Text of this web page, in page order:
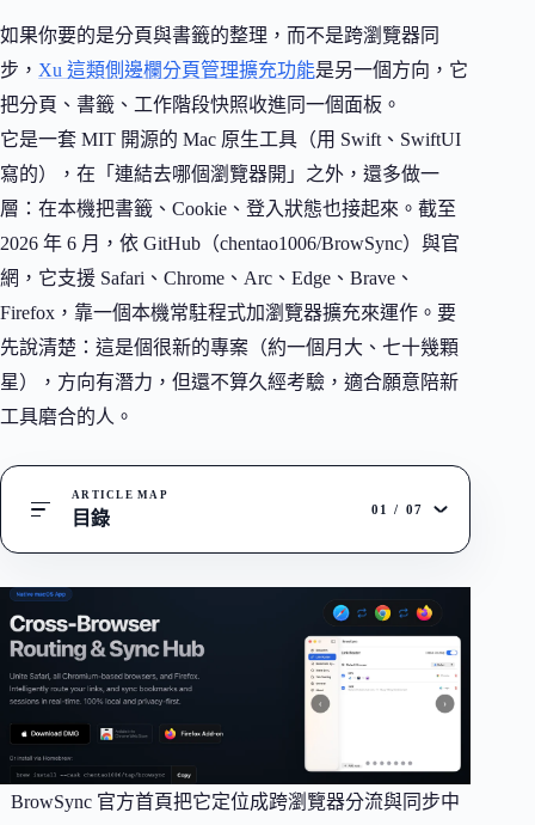
如果你要的是分頁與書籤的整理，而不是跨瀏覽器同
步， Xu 這類側邊欄分頁管理擴充功能是另一個方向，它
把分頁、書籤、工作階段快照收進同一個面板。
它是一套 MIT 開源的 Mac 原生工具（用 Swift、SwiftUI
寫的），在「連結去哪個瀏覽器開」之外，還多做一
層：在本機把書籤、Cookie、登入狀態也接起來。截至
2026 年 6 月，依 GitHub（chentao1006/BrowSync）與官
網，它支援 Safari、Chrome、Arc、Edge、Brave、
Firefox，靠一個本機常駐程式加瀏覽器擴充來運作。要
先說清楚：這是個很新的專案（約一個月大、七十幾顆
星），方向有潛力，但還不算久經考驗，適合願意陪新
工具磨合的人。
ARTICLE MAP
目錄 01 / 07
BrowSync 官方首頁把它定位成跨瀏覽器分流與同步中